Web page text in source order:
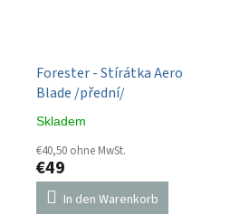
Forester - Stírátka Aero
Blade /přední/
Skladem
€40,50 ohne MwSt.
€49
In den Warenkorb